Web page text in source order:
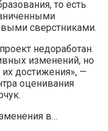
то есть
сверстниками.
недоработан.
изменений, но
достижения», —
оценивания
в…